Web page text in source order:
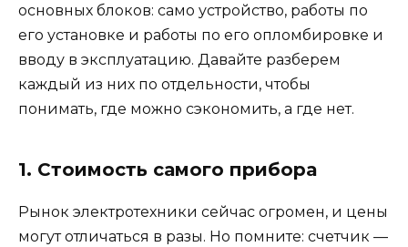
основных блоков: само устройство, работы по
его установке и работы по его опломбировке и
вводу в эксплуатацию. Давайте разберем
каждый из них по отдельности, чтобы
понимать, где можно сэкономить, а где нет.
1. Стоимость самого прибора
Рынок электротехники сейчас огромен, и цены
могут отличаться в разы. Но помните: счетчик —